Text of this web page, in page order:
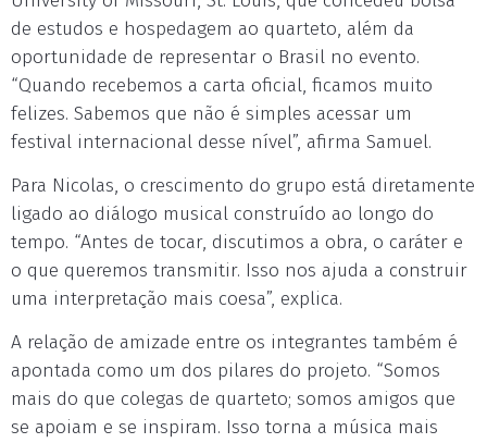
de estudos e hospedagem ao quarteto, além da
oportunidade de representar o Brasil no evento.
“Quando recebemos a carta oficial, ficamos muito
felizes. Sabemos que não é simples acessar um
festival internacional desse nível”, afirma Samuel.
Para Nicolas, o crescimento do grupo está diretamente
ligado ao diálogo musical construído ao longo do
tempo. “Antes de tocar, discutimos a obra, o caráter e
o que queremos transmitir. Isso nos ajuda a construir
uma interpretação mais coesa”, explica.
A relação de amizade entre os integrantes também é
apontada como um dos pilares do projeto. “Somos
mais do que colegas de quarteto; somos amigos que
se apoiam e se inspiram. Isso torna a música mais